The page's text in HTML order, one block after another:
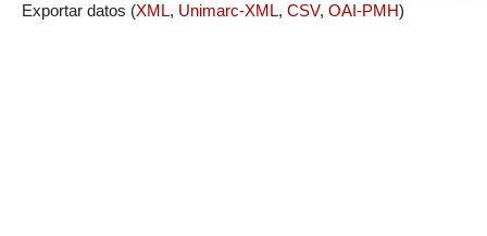
Exportar datos (XML, Unimarc-XML, CSV, OAI-PMH)